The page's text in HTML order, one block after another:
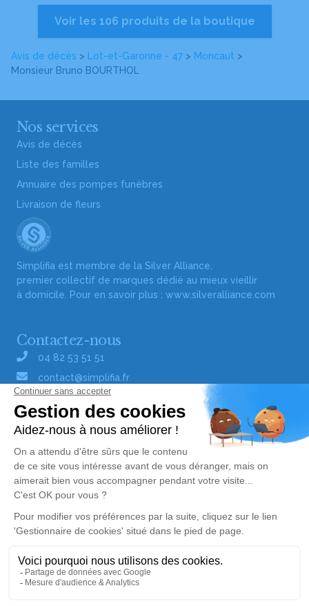
Avis de décès > Lot-et-Garonne - 47 > Moncaut >
Monsieur Bruno BOURTHOL
Voir les 106 produits de la boutique
Nos services
Avis de décès
Liste des familles
Annuaire des pompes funèbres
Livraison de fleurs
Simplifia est membre de la Silver Alliance,
premier collectif de marques dédié au mieux vieillir
à domicile. Pour en savoir plus : www.silveralliance.com
Contactez-nous
04 82 53 51 51
contact@simplifia.fr
Réseaux sociaux
Liens utiles
Publier un avis de décès
Signaler un abus/une erreur
Consultez nos offres d'emploi
Politique de traitement des données